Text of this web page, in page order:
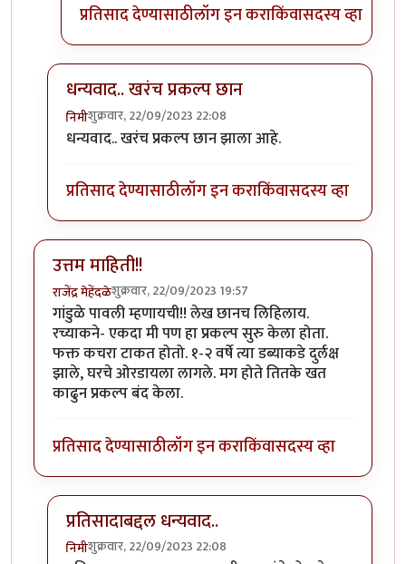
प्रतिसाद देण्यासाठीलॉग इन कराकिंवासदस्य व्हा
धन्यवाद.. खरंच प्रकल्प छान
निमीशुक्रवार, 22/09/2023 22:08
In reply toएखादा फोटो पाहिजे होता.by
धन्यवाद.. खरंच प्रकल्प छान झाला आहे.
प्रतिसाद देण्यासाठीलॉग इन कराकिंवासदस्य व्हा
उत्तम माहिती!!
राजेंद्र मेहेंदळेशुक्रवार, 22/09/2023 19:57
गांडुळे पावली म्हणायची!! लेख छानच लिहिलाय.
रच्याकने- एकदा मी पण हा प्रकल्प सुरु केला होता.
फक्त कचरा टाकत होतो. १-२ वर्षे त्या डब्याकडे दुर्लक्ष
झाले, घरचे ओरडायला लागले. मग होते तितके खत
काढुन प्रकल्प बंद केला.
प्रतिसाद देण्यासाठीलॉग इन कराकिंवासदस्य व्हा
प्रतिसादाबद्दल धन्यवाद..
निमीशुक्रवार, 22/09/2023 22:08